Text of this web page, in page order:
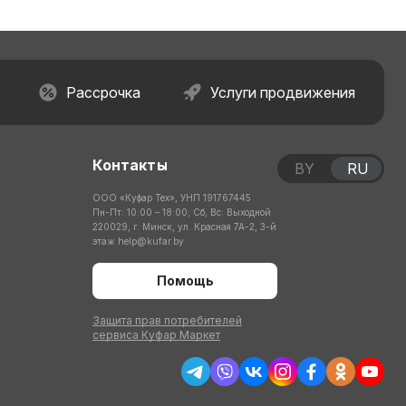
Рассрочка Услуги продвижения
Контакты
ООО «Куфар Тех», УНП 191767445
Пн-Пт: 10:00 – 18:00; Сб, Вс: Выходной
220029, г. Минск, ул. Красная 7А-2, 3-й
этаж help@kufar.by
Помощь
Защита прав потребителей
сервиса Куфар Маркет
BY RU